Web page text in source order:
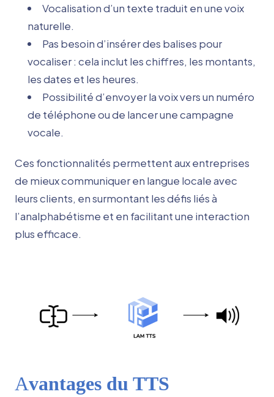
Vocalisation d’un texte traduit en une voix
naturelle.
Pas besoin d’insérer des balises pour
vocaliser : cela inclut les chiffres, les montants,
les dates et les heures.
Possibilité d’envoyer la voix vers un numéro
de téléphone ou de lancer une campagne
vocale.
Ces fonctionnalités permettent aux entreprises
de mieux communiquer en langue locale avec
leurs clients, en surmontant les défis liés à
l’analphabétisme et en facilitant une interaction
plus efficace.
Avantages du TTS